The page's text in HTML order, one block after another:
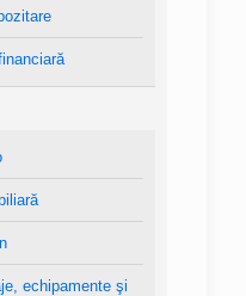
echipamente şi